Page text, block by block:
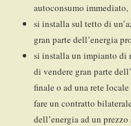
autoconsumo immediato,
si installa sul tetto di
gran parte dell’energia
si installa un impianto di
di vendere gran parte
finale o ad una rete
fare un contratto
dell’energia ad un